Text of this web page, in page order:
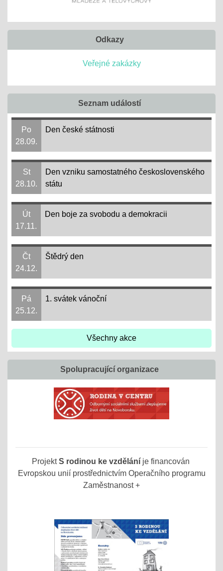
Odkazy
Veřejné zakázky
Seznam událostí
Po
28.09.
Den české státnosti
St
28.10.
Den vzniku samostatného československého
státu
Út
17.11.
Den boje za svobodu a demokracii
Čt
24.12.
Štědrý den
Pá
25.12.
1. svátek vánoční
Všechny akce
Spolupracující organizace
ProjektS rodinou ke vzděláníje financován
Evropskou unií prostřednictvím Operačního programu
Zaměstnanost +